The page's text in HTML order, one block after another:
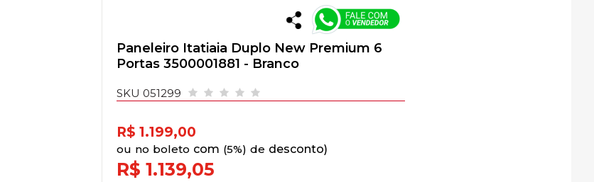
Paneleiro Itatiaia Duplo New Premium 6
Portas 3500001881 - Branco
SKU 051299
R$ 1.199,00
R$ 1.139,05
de
5%)
no boleto